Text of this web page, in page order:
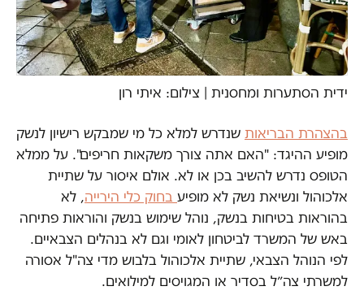
ידית הסתערות ומחסנית | צילום: איתי רון
בהצהרת הבריאות שנדרש למלא כל מי שמבקש רישיון לנשק
מופיע ההיגד: "האם אתה צורך משקאות חריפים". על ממלא
הטופס נדרש להשיב בכן או לא. אולם איסור על שתיית
אלכוהול ונשיאת נשק לא מופיע בחוק כלי הירייה, לא
בהוראות בטיחות בנשק, נוהל שימוש בנשק והוראות פתיחה
באש של המשרד לביטחון לאומי וגם לא בנהלים הצבאיים.
לפי הנוהל הצבאי, שתיית אלכוהול בלבוש מדי צה"ל אסורה
למשרתי צה״ל בסדיר או המגויסים למילואים.